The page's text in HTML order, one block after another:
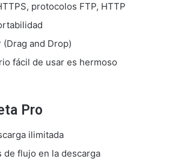
protocolos FTP, HTTP
and Drop)
fácil de usar es hermoso
Pro
ilimitada
de flujo en la descarga